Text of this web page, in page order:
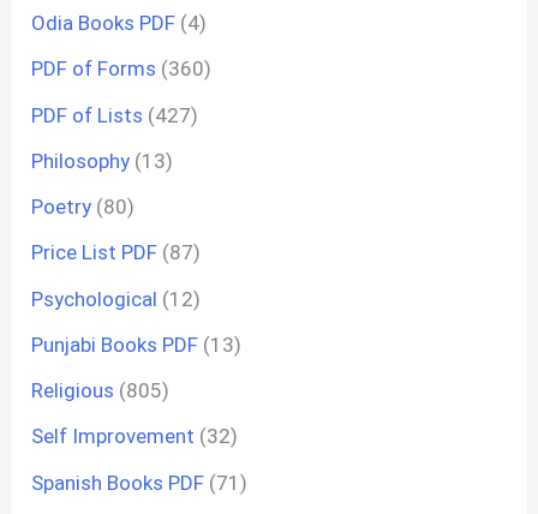
Odia Books PDF (4)
PDF of Forms (360)
PDF of Lists (427)
Philosophy (13)
Poetry (80)
Price List PDF (87)
Psychological (12)
Punjabi Books PDF (13)
Religious (805)
Self Improvement (32)
Spanish Books PDF (71)